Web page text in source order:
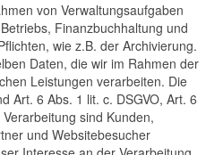
von Verwaltungsaufgaben
Finanzbuchhaltung und
wie z.B. der Archivierung.
Daten, die wir im Rahmen der
Leistungen verarbeiten. Die
Art. 6 Abs. 1 lit. c. DSGVO, Art. 6
sind Kunden,
und Websitebesucher